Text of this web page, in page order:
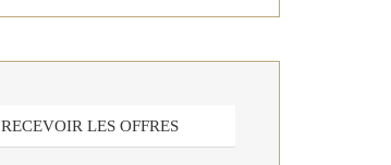
RECEVOIR LES OFFRES